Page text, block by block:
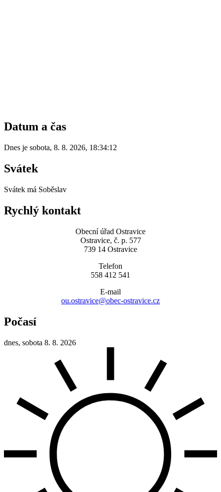
Datum a čas
Dnes je sobota, 8. 8. 2026, 18:34:12
Svátek
Svátek má Soběslav
Rychlý kontakt
Obecní úřad Ostravice
Ostravice, č. p. 577
739 14 Ostravice
Telefon
558 412 541
E-mail
ou.ostravice@obec-ostravice.cz
Počasí
dnes, sobota 8. 8. 2026